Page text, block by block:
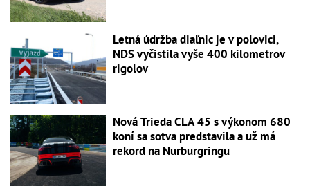
Letná údržba diaľnic je v polovici,
NDS vyčistila vyše 400 kilometrov
rigolov
Nová Trieda CLA 45 s výkonom 680
koní sa sotva predstavila a už má
rekord na Nurburgringu